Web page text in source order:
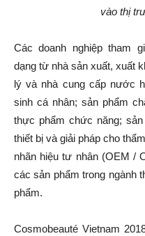
vào thị
Các doanh nghiệp tham
dạng từ nhà sản xuất, xuất
lý và nhà cung cấp nước
sinh cá nhân; sản phẩm
thực phẩm chức năng;
thiết bị và giải pháp cho
nhãn hiệu tư nhân (OEM /
các sản phẩm trong ngành
phẩm.
Cosmobeauté Vietnam